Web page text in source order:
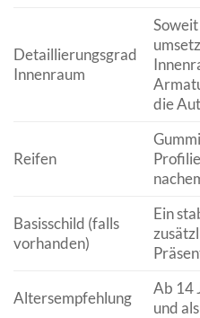
Detaillierungsgrad
Innenraum
die
Reifen
Basisschild (falls
vorhanden)
Ein
Altersempfehlung
Ab 14
und